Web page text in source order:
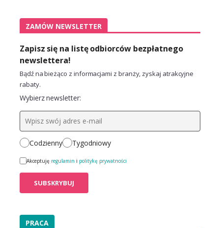
ZAMÓW NEWSLETTER
Zapisz się na listę odbiorców bezpłatnego
newslettera!
Bądź na bieżąco z informacjami z branży, zyskaj atrakcyjne
rabaty.
Wybierz newsletter:
Codzienny Tygodniowy
Akceptuję regulamin i politykę prywatności
PRACA